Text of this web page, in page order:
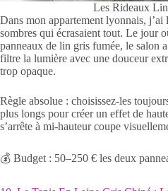
Les Rideaux
Dans mon appartement lyonnais, j’ai
sombres qui écrasaient tout. Le jour
panneaux de lin gris fumée, le salon
filtre la lumière avec une douceur
trop opaque.
Règle absolue : choisissez-les
plus longs pour créer un effet de
s’arrête à mi-hauteur coupe
💰 Budget : 50–250 € les deux